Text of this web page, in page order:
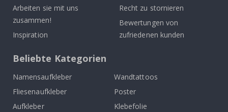
Arbeiten sie mit uns
zusammen!
Inspiration
Recht zu stornieren
Bewertungen von
zufriedenen kunden
Beliebte Kategorien
Namensaufkleber
Wandtattoos
Fliesenaufkleber
Poster
Aufkleber
Klebefolie